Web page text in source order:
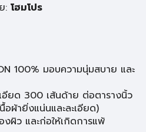
: โฮมโปร
100% มอบความนุ่มสบาย และ
อียด 300 เส้นด้าย ต่อตารางนิ้ว
ผ้ายิ่งแน่นและละเอียด)
งผิว และก่อให้เกิดการแพ้